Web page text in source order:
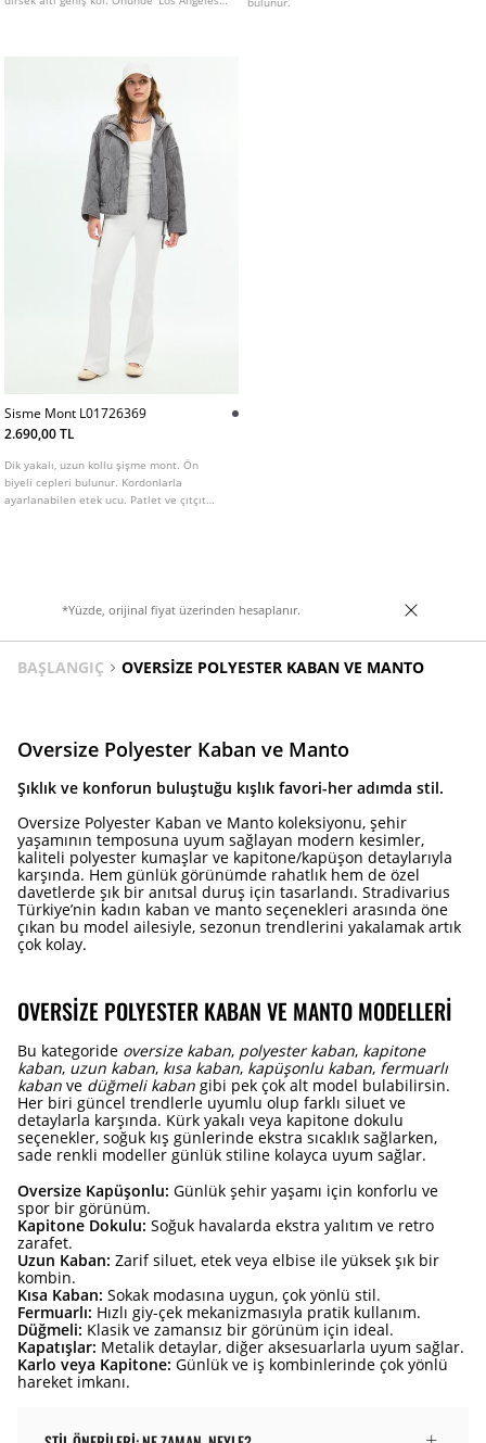
Sisme Mont L01726369
2.690,00 TL
Dik yakalı, uzun kollu şişme mont. Ön
biyeli cepleri bulunur. Kordonlarla
ayarlanabilen etek ucu. Patlet ve çıtçıt
*Yüzde, orijinal fiyat üzerinden hesaplanır.
BAŞLANGIÇ OVERSIZE POLYESTER KABAN VE MANTO
Oversize Polyester Kaban ve Manto
Şıklık ve konforun buluştuğu kışlık favori-her adımda stil.
Oversize Polyester Kaban ve Manto koleksiyonu, şehir
yaşamının temposuna uyum sağlayan modern kesimler,
kaliteli polyester kumaşlar ve kapitone/kapüşon detaylarıyla
karşında. Hem günlük görünümde rahatlık hem de özel
davetlerde şık bir anıtsal duruş için tasarlandı. Stradivarius
Türkiye’nin kadın kaban ve manto seçenekleri arasında öne
çıkan bu model ailesiyle, sezonun trendlerini yakalamak artık
çok kolay.
OVERSIZE POLYESTER KABAN VE MANTO MODELLERI
Bu kategoride oversize kaban, polyester kaban, kapitone
kaban, uzun kaban, kısa kaban, kapüşonlu kaban,fermuarlı
kaban ve düğmeli kaban gibi pek çok alt model bulabilirsin.
Her biri güncel trendlerle uyumlu olup farklı siluet ve
detaylarla karşında. Kürk yakalı veya kapitone dokulu
seçenekler, soğuk kış günlerinde ekstra sıcaklık sağlarken,
sade renkli modeller günlük stiline kolayca uyum sağlar.
Oversize Kapüşonlu: Günlük şehir yaşamı için konforlu ve
spor bir görünüm.
Kapitone Dokulu: Soğuk havalarda ekstra yalıtım ve retro
zarafet.
Uzun Kaban: Zarif siluet, etek veya elbise ile yüksek şık bir
kombin.
Kısa Kaban: Sokak modasına uygun, çok yönlü stil.
Fermuarlı: Hızlı giy-çek mekanizmasıyla pratik kullanım.
Düğmeli: Klasik ve zamansız bir görünüm için ideal.
Kapatışlar: Metalik detaylar, diğer aksesuarlarla uyum sağlar.
Karlo veya Kapitone: Günlük ve iş kombinlerinde çok yönlü
hareket imkanı.